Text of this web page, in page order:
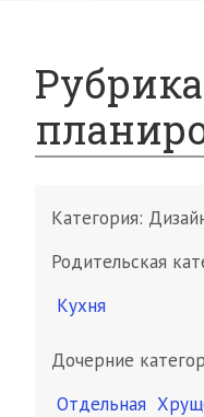
Категория:
Родительская
Кухня
Дочерние
Отдельная